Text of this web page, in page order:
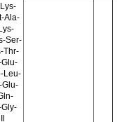
Ala-
Ser-
Thr-
Leu-
Glu-